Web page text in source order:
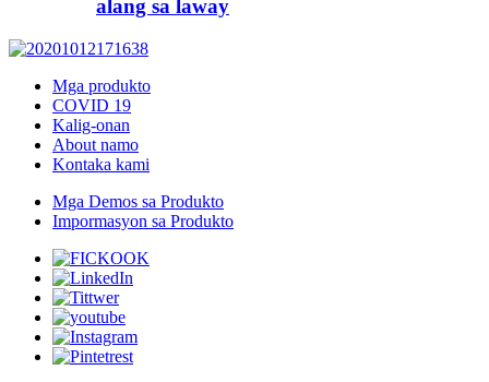
alang sa laway
Mga produkto
COVID 19
Kalig-onan
About namo
Kontaka kami
Mga Demos sa Produkto
Impormasyon sa Produkto